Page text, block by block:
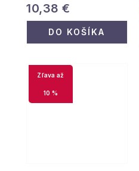
10,38 €
DO KOŠÍKA
až
10 %